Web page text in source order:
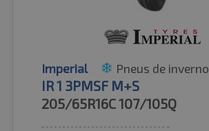
Imperial Pneus de inverno
IR 1 3PMSF M+S
205/65R16C107/105Q